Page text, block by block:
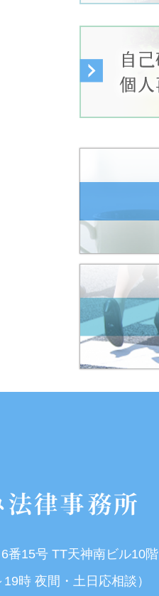
番15号 TT天神南ビル10階
時 夜間・土日応相談）